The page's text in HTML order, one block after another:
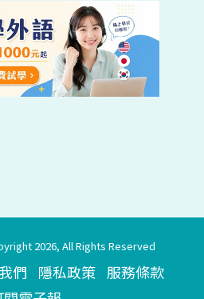
2026, All Rights Reserved
們 隱私政策 服務條款